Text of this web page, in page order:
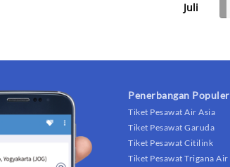
Juli
Penerbangan Populer
Tiket Pesawat Air Asia
Tiket Pesawat Garuda
Tiket Pesawat Citilink
Tiket Pesawat Trigana Air